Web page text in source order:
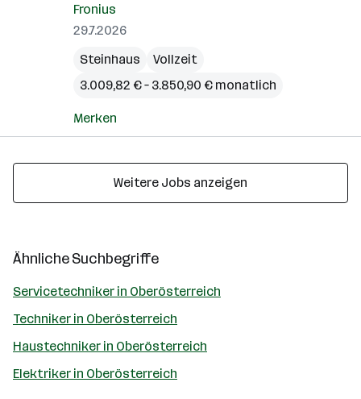
Fronius
29.7.2026
Steinhaus
Vollzeit
3.009,82 € – 3.850,90 € monatlich
Merken
Weitere Jobs anzeigen
Ähnliche Suchbegriffe
Servicetechniker in Oberösterreich
Techniker in Oberösterreich
Haustechniker in Oberösterreich
Elektriker in Oberösterreich